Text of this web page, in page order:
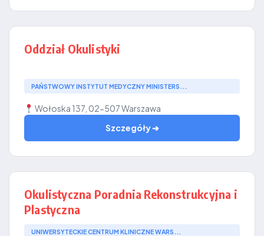
Oddział Okulistyki
PAŃSTWOWY INSTYTUT MEDYCZNY MINISTERS...
Wołoska 137, 02-507 Warszawa
Szczegóły ➔
Okulistyczna Poradnia Rekonstrukcyjna i
Plastyczna
UNIWERSYTECKIE CENTRUM KLINICZNE WARS...